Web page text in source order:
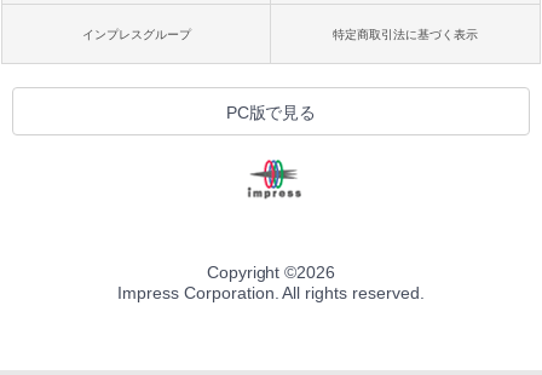
インプレスグループ 特定商取引法に基づく表示
PC版で見る
Copyright ©2026
Impress Corporation. All rights reserved.